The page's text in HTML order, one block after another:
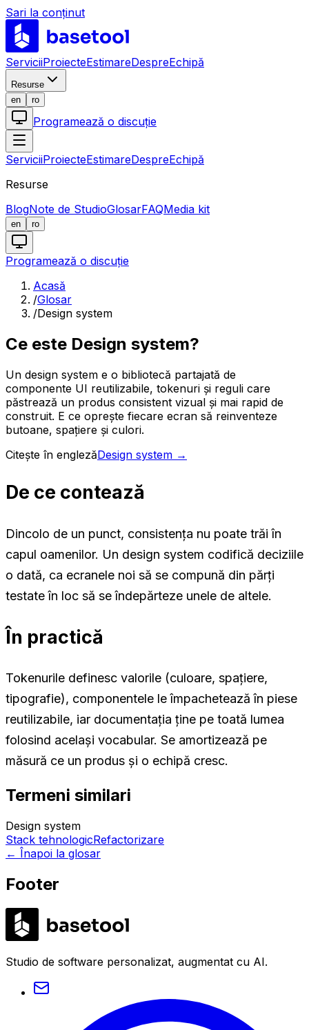
Sari la conținut
ServiciiProiecteEstimareDespreEchipă
Resurse
en
ro
Programează o discuție
ServiciiProiecteEstimareDespreEchipă
Resurse
BlogNote de StudioGlosarFAQMedia kit
en ro
Programează o discuție
Acasă
/Glosar
/Design system
Ce este Design system?
Un design system e o bibliotecă partajată de
componente UI reutilizabile, tokenuri și reguli care
păstrează un produs consistent vizual și mai rapid de
construit. E ce oprește fiecare ecran să reinventeze
butoane, spațiere și culori.
Citește în englezăDesign system →
De ce contează
Dincolo de un punct, consistența nu poate trăi în
capul oamenilor. Un design system codifică deciziile
o dată, ca ecranele noi să se compună din părți
testate în loc să se îndepărteze unele de altele.
În practică
Tokenurile definesc valorile (culoare, spațiere,
tipografie), componentele le împachetează în piese
reutilizabile, iar documentația ține pe toată lumea
folosind același vocabular. Se amortizează pe
măsură ce un produs și o echipă cresc.
Termeni similari
Design system
Stack tehnologicRefactorizare
← Înapoi la glosar
Footer
Studio de software personalizat, augmentat cu AI.